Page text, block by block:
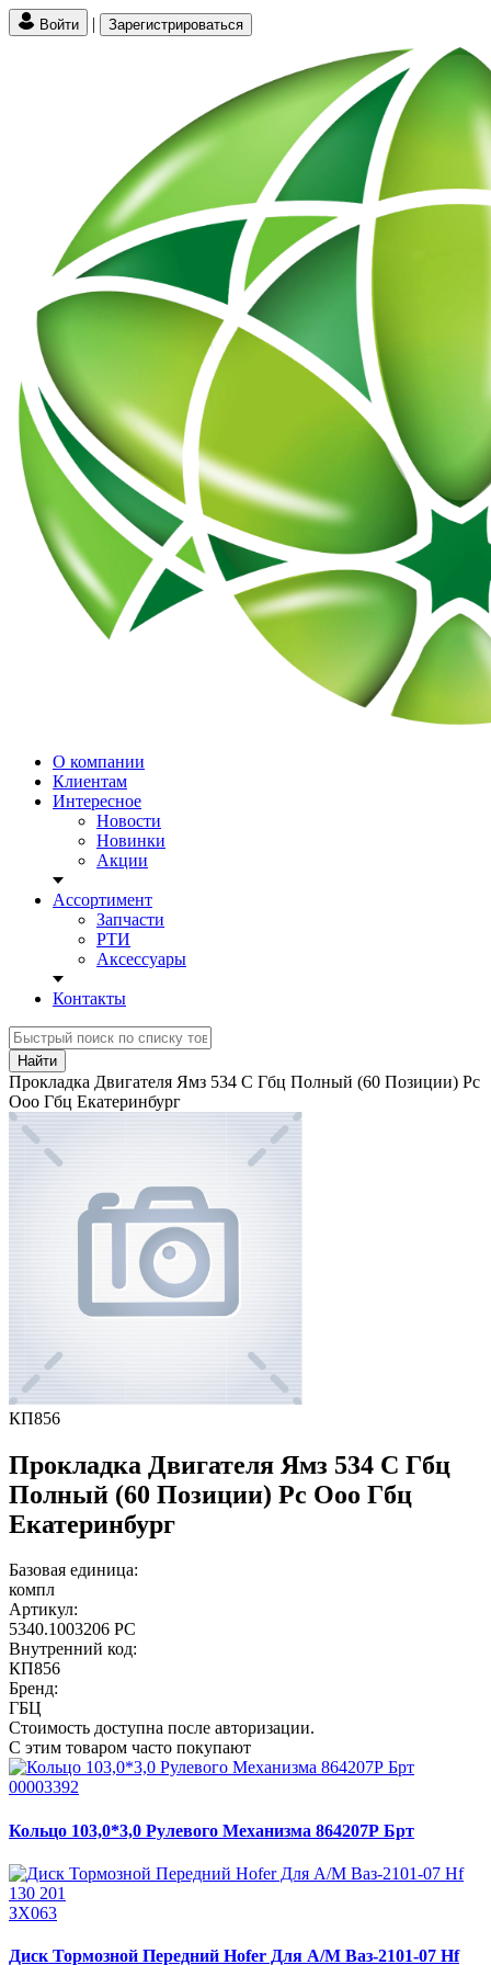
Войти | Зарегистрироваться
О компании
Клиентам
Интересное
Новости
Новинки
Акции
Ассортимент
Запчасти
РТИ
Аксессуары
Контакты
Найти
Прокладка Двигателя Ямз 534 С Гбц Полный (60 Позиции) Рс
Ооо Гбц Екатеринбург
КП856
Прокладка Двигателя Ямз 534 С Гбц
Полный (60 Позиции) Рс Ооо Гбц
Екатеринбург
Базовая единица:
компл
Артикул:
5340.1003206 РС
Внутренний код:
КП856
Бренд:
ГБЦ
Стоимость доступна после авторизации.
С этим товаром часто покупают
00003392
Кольцо 103,0*3,0 Рулевого Механизма 864207Р Брт
ЗХ063
Диск Тормозной Передний Hofer Для А/М Ваз-2101-07 Hf